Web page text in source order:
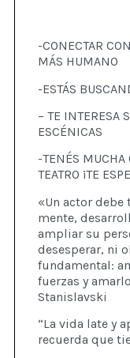
-CONECTAR
MÁS HUMANO
-ESTÁS
– TE INTERESA
ESCÉNICAS
-TENÉS MUCHA
TEATRO ¡TE
«Un actor
mente,
ampliar su
desesperar, ni
fundamental:
fuerzas y
Stanislavski
“La vida late y
recuerda que